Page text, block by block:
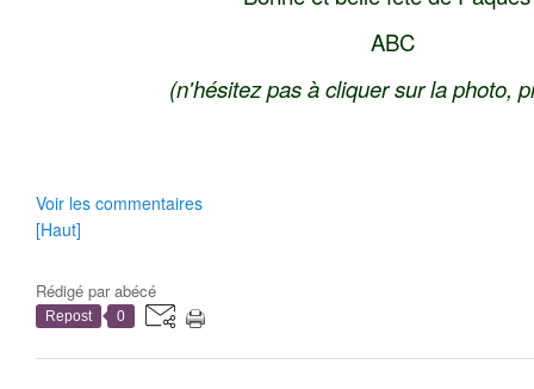
ABC
(n'hésitez pas à cliquer sur la photo,
Voir les commentaires
[Haut]
Rédigé parabécé
Repost 0